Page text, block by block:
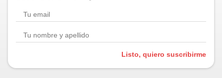
Listo, quiero suscribirme